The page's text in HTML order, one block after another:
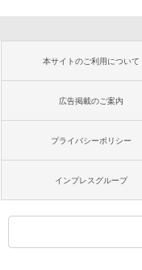
本サイトのご利用について
広告掲載のご案内
プライバシーポリシー
インプレスグループ